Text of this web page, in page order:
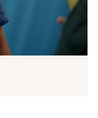
Martijn